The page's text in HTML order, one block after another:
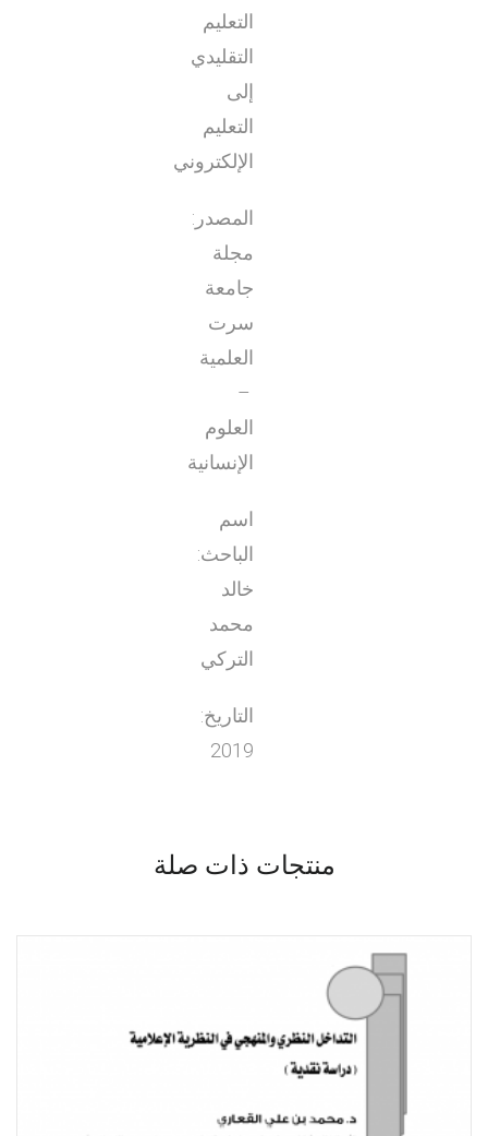
التعليم
التقليدي
إلى
التعليم
الإلكتروني
المصدر:
مجلة
جامعة
سرت
العلمية
–
العلوم
الإنسانية
اسم
الباحث:
خالد
محمد
التركي
التاريخ:
2019
منتجات ذات صلة